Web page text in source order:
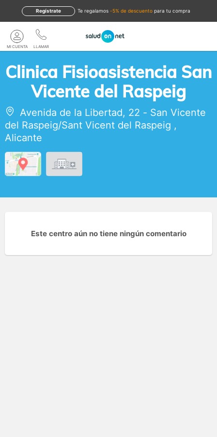
te regalamos -5% de descuento para tu compra
Regístrate
LLAMAR
MI CUENTA
Clinica Fisioasistencia San
Vicente del Raspeig
Avenida de la Libertad, 22 - San Vicente
del Raspeig/Sant Vicent del Raspeig ,
Alicante
Este centro aún no tiene ningún comentario